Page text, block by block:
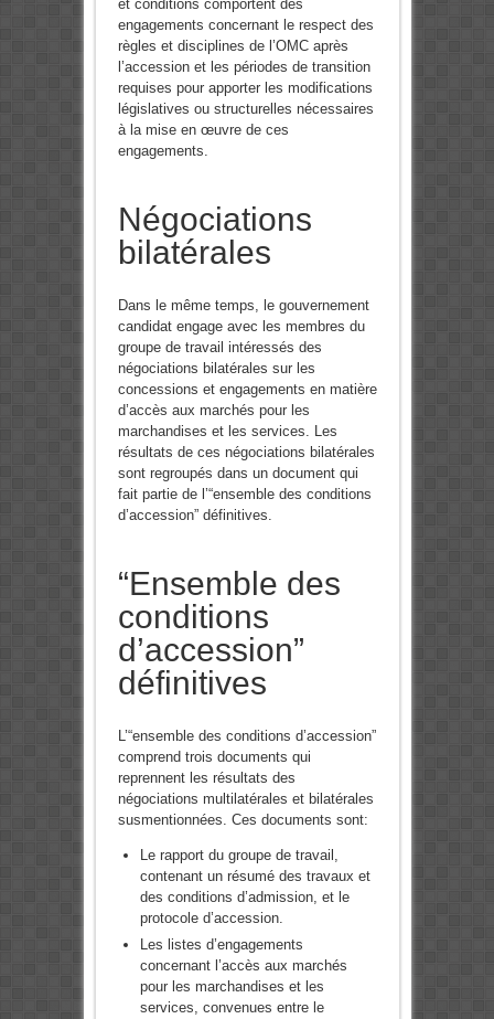
et conditions comportent des
engagements concernant le respect des
règles et disciplines de l’OMC après
l’accession et les périodes de transition
requises pour apporter les modifications
législatives ou structurelles nécessaires
à la mise en œuvre de ces
engagements.
Négociations
bilatérales
Dans le même temps, le gouvernement
candidat engage avec les membres du
groupe de travail intéressés des
négociations bilatérales sur les
concessions et engagements en matière
d’accès aux marchés pour les
marchandises et les services. Les
résultats de ces négociations bilatérales
sont regroupés dans un document qui
fait partie de l’“ensemble des conditions
d’accession” définitives.
“Ensemble des
conditions
d’accession”
définitives
L’“ensemble des conditions d’accession”
comprend trois documents qui
reprennent les résultats des
négociations multilatérales et bilatérales
susmentionnées. Ces documents sont:
Le rapport du groupe de travail,
contenant un résumé des travaux et
des conditions d’admission, et le
protocole d’accession.
Les listes d’engagements
concernant l’accès aux marchés
pour les marchandises et les
services, convenues entre le